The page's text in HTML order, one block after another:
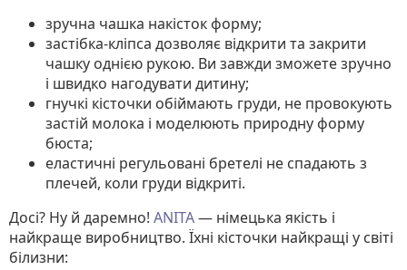
зручна чашка накісток форму;
застібка-кліпса дозволяє відкрити та закрити
чашку однією рукою. Ви завжди зможете зручно
і швидко нагодувати дитину;
гнучкі кісточки обіймають груди, не провокують
застій молока і моделюють природну форму
бюста;
еластичні регульовані бретелі не спадають з
плечей, коли груди відкриті.
Досі? Ну й даремно! ANITA— німецька якість і
найкраще виробництво. Їхні кісточки найкращі у світі
білизни: